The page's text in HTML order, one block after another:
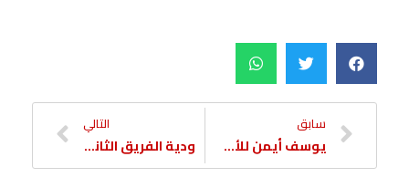
سابق
يوسف أيمن للأهلي المصري بالإعارة
التالي
ودية الفريق الثانية تنتهي بالتعادل